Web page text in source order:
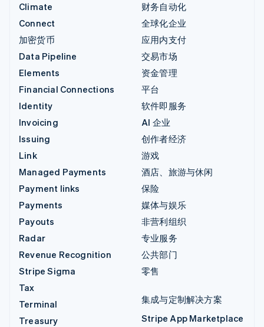
Climate
Connect
加密货币
Data Pipeline
Elements
Financial Connections
Identity
Invoicing
Issuing
Link
Managed Payments
Payment links
Payments
Payouts
Radar
Revenue Recognition
Stripe Sigma
Tax
Terminal
Treasury
财务自动化
全球化企业
应用内支付
交易市场
资金管理
平台
软件即服务
AI 企业
创作者经济
游戏
酒店、旅游与休闲
保险
媒体与娱乐
非营利组织
专业服务
公共部门
零售
集成与定制解决方案
Stripe App Marketplace